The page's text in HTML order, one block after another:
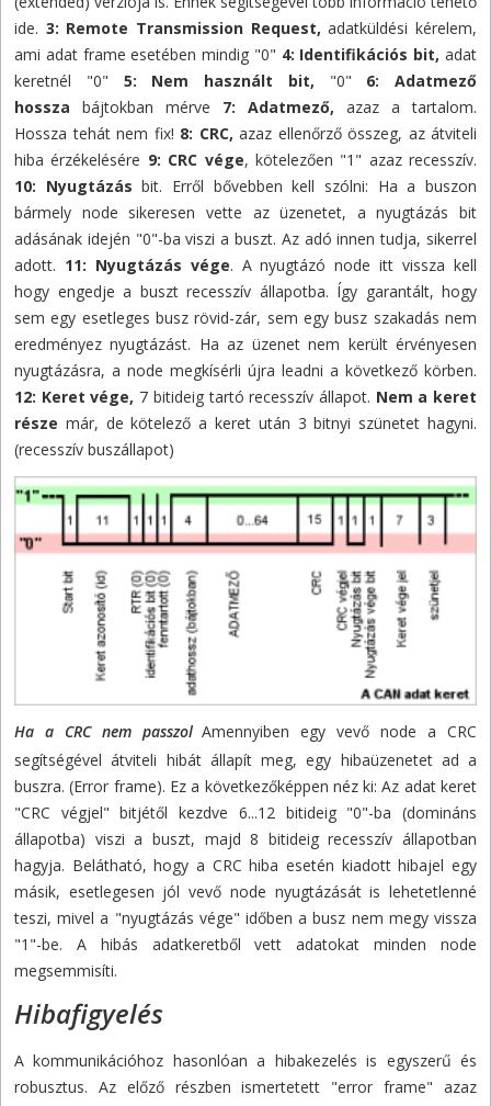
ide. 3: Remote Transmission Request, adatküldési kérelem,
ami adat frame esetében mindig "0" 4: Identifikációs bit, adat
keretnél "0" 5: Nem használt bit, "0" 6: Adatmező
hossza
bájtokban mérve 7: Adatmező, azaz a tartalom.
Hossza tehát nem fix! 8: CRC, azaz ellenőrző összeg, az átviteli
hiba érzékelésére 9: CRC vége, kötelezően "1" azaz recesszív.
10: Nyugtázás bit. Erről bővebben kell szólni: Ha a buszon
bármely node sikeresen vette az üzenetet, a nyugtázás bit
adásának idején "0"-ba viszi a buszt. Az adó innen tudja, sikerrel
adott. 11: Nyugtázás vége. A nyugtázó node itt vissza kell
hogy engedje a buszt recesszív állapotba. Így garantált, hogy
sem egy esetleges busz rövid-zár, sem egy busz szakadás nem
eredményez nyugtázást. Ha az üzenet nem került érvényesen
nyugtázásra, a node megkísérli újra leadni a következő körben.
12: Keret vége, 7 bitideig tartó recesszív állapot. Nem a keret
része már, de kötelező a keret után 3 bitnyi szünetet hagyni.
(recesszív buszállapot)
Ha a CRC nem passzol Amennyiben egy vevő node a CRC
segítségével átviteli hibát állapít meg, egy hibaüzenetet ad a
buszra. (Error frame). Ez a következőképpen néz ki: Az adat keret
"CRC végjel" bitjétől kezdve 6...12 bitideig "0"-ba (domináns
állapotba) viszi a buszt, majd 8 bitideig recesszív állapotban
hagyja. Belátható, hogy a CRC hiba esetén kiadott hibajel egy
másik, esetlegesen jól vevő node nyugtázását is lehetetlenné
teszi, mivel a "nyugtázás vége" időben a busz nem megy vissza
"1"-be. A hibás adatkeretből vett adatokat minden node
megsemmisíti.
Hibafigyelés
A kommunikációhoz hasonlóan a hibakezelés is egyszerű és
robusztus. Az előző részben ismertetett "error frame" azaz